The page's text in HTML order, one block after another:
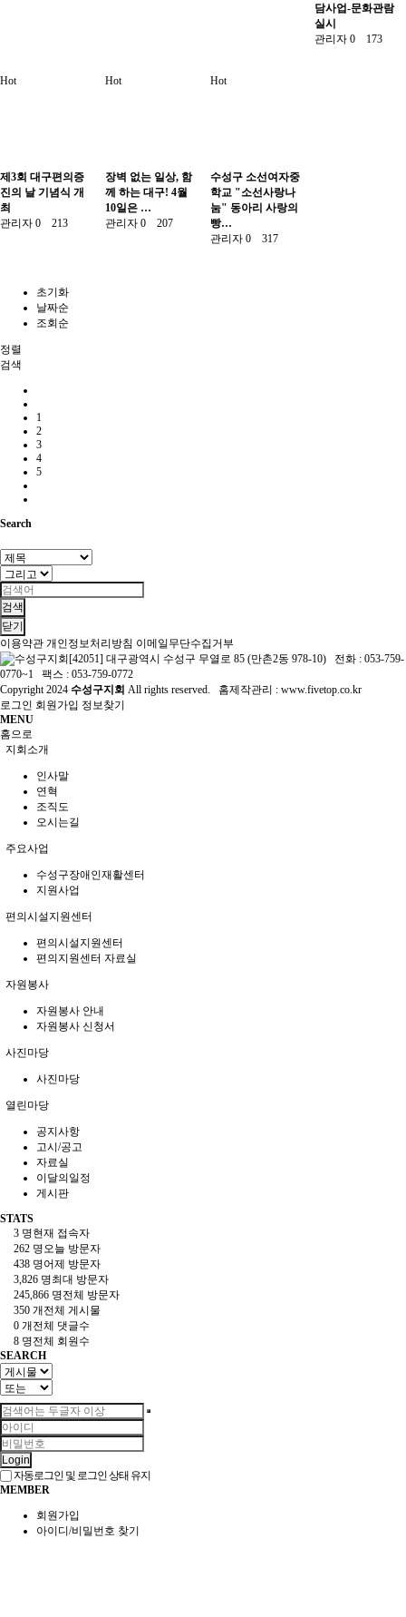
담사업-문화관람
실시
관리자 0 173
Hot
제3회 대구편의증
진의 날 기념식 개
최
관리자 0 213
Hot
장벽 없는 일상, 함
께 하는 대구! 4월
10일은 …
관리자 0 207
Hot
수성구 소선여자중
학교 "소선사랑나
눔" 동아리 사랑의
빵…
관리자 0 317
초기화
날짜순
조회순
정렬
검색
1
2
3
4
5
Search
검색
닫기
이용약관 개인정보처리방침 이메일무단수집거부
[42051] 대구광역시 수성구 무열로 85 (만촌2동 978-10) 전화 : 053-759-
0770~1 팩스 : 053-759-0772
Copyright 2024 수성구지회 All rights reserved. 홈제작관리 : www.fivetop.co.kr
로그인 회원가입 정보찾기
MENU
홈으로
지회소개
인사말
연혁
조직도
오시는길
주요사업
수성구장애인재활센터
지원사업
편의시설지원센터
편의시설지원센터
편의지원센터 자료실
자원봉사
자원봉사 안내
자원봉사 신청서
사진마당
사진마당
열린마당
공지사항
고시/공고
자료실
이달의일정
게시판
STATS
3 명현재 접속자
262 명 오늘 방문자
438 명어제 방문자
3,826 명최대 방문자
245,866 명전체 방문자
350 개전체 게시물
0 개전체 댓글수
8 명전체 회원수
SEARCH
Login
자동로그인 및 로그인 상태 유지
MEMBER
회원가입
아이디/비밀번호 찾기